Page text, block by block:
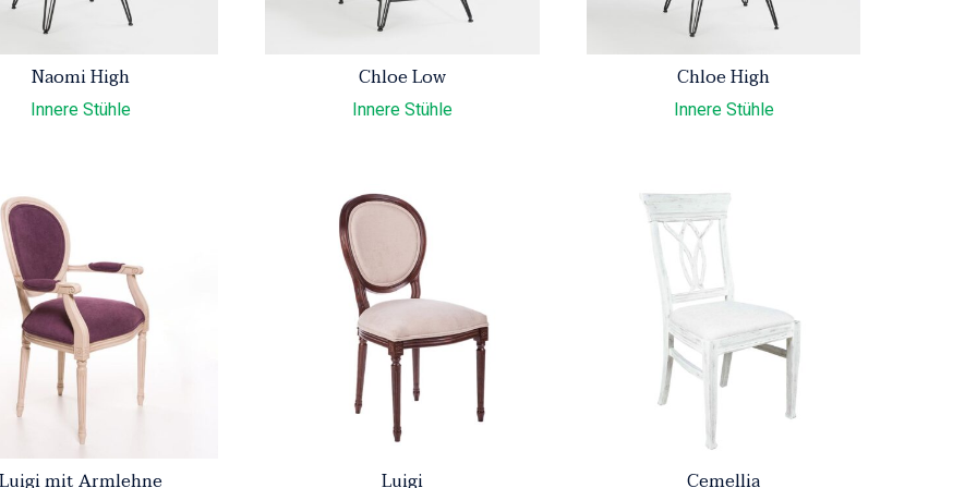
Naomi High
Innere Stühle
Chloe Low
Innere Stühle
Chloe High
Innere Stühle
Luigi mit Armlehne Luigi Cemellia